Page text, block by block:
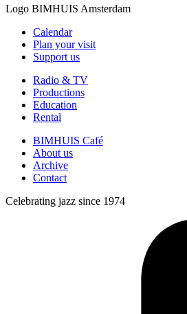
Logo BIMHUIS Amsterdam
Calendar
Plan your visit
Support us
Radio & TV
Productions
Education
Rental
BIMHUIS Café
About us
Archive
Contact
Celebrating jazz since 1974